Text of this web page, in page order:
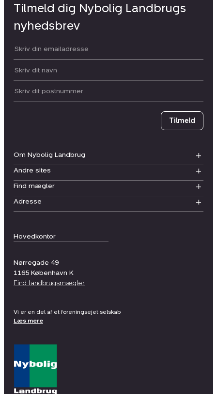
Hovedkontor
Nørregade 49
1165 København K
Find landbrugsmægler
Om Nybolig Landbrug
Andre sites
Find mægler
Adresse
Tilmeld dig Nybolig Landbrugs
nyhedsbrev
Din email:
Dit navn:
Postnummer
Tilmeld
Vi er en del af et foreningsejet selskab
Læs mere